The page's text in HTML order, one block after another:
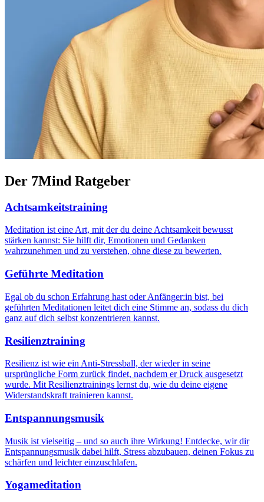
Der 7Mind Ratgeber
Achtsamkeitstraining
Meditation ist eine Art, mit der du deine Achtsamkeit bewusst
stärken kannst: Sie hilft dir, Emotionen und Gedanken
wahrzunehmen und zu verstehen, ohne diese zu bewerten.
Geführte Meditation
Egal ob du schon Erfahrung hast oder Anfänger:in bist, bei
geführten Meditationen leitet dich eine Stimme an, sodass du dich
ganz auf dich selbst konzentrieren kannst.
Resilienztraining
Resilienz ist wie ein Anti-Stressball, der wieder in seine
ursprüngliche Form zurück findet, nachdem er Druck ausgesetzt
wurde. Mit Resilienztrainings lernst du, wie du deine eigene
Widerstandskraft trainieren kannst.
Entspannungsmusik
Musik ist vielseitig – und so auch ihre Wirkung! Entdecke, wir dir
Entspannungsmusik dabei hilft, Stress abzubauen, deinen Fokus zu
schärfen und leichter einzuschlafen.
Yogameditation